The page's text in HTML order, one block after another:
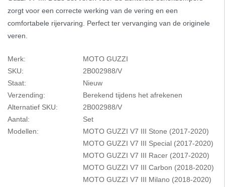
zorgt voor een correcte werking van de vering en een
comfortabele rijervaring. Perfect ter vervanging van de originele
veren.
Merk:
MOTO GUZZI
SKU:
2B002988/V
Staat:
Nieuw
Verzending:
Berekend tijdens het afrekenen
Alternatief SKU:
2B002988/V
Aantal:
Set
Modellen:
MOTO GUZZI V7 III Stone (2017-2020)
MOTO GUZZI V7 III Special (2017-2020)
MOTO GUZZI V7 III Racer (2017-2020)
MOTO GUZZI V7 III Carbon (2018-2020)
MOTO GUZZI V7 III Milano (2018-2020)